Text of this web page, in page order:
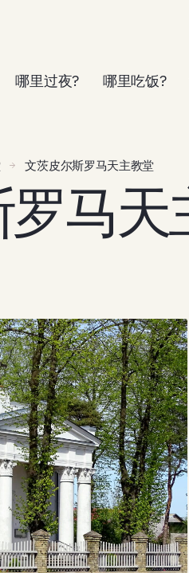
哪里过夜? 哪里吃饭?
文茨皮尔斯罗马天主教堂
马天